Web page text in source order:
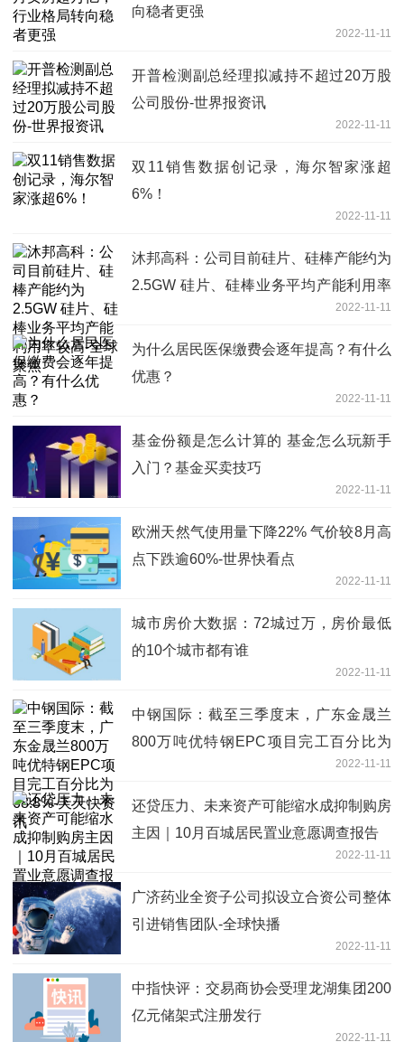
向稳者更强
2022-11-11
开普检测副总经理拟减持不超过20万股
公司股份-世界报资讯
2022-11-11
双11销售数据创记录，海尔智家涨超
6%！
2022-11-11
沐邦高科：公司目前硅片、硅棒产能约为
2.5GW 硅片、硅棒业务平均产能利用率
2022-11-11
为什么居民医保缴费会逐年提高？有什么
优惠？
2022-11-11
基金份额是怎么计算的 基金怎么玩新手
入门？基金买卖技巧
2022-11-11
欧洲天然气使用量下降22% 气价较8月高
点下跌逾60%-世界快看点
2022-11-11
城市房价大数据：72城过万，房价最低
的10个城市都有谁
2022-11-11
中钢国际：截至三季度末，广东金晟兰
800万吨优特钢EPC项目完工百分比为
2022-11-11
还贷压力、未来资产可能缩水成抑制购房
主因｜10月百城居民置业意愿调查报告
2022-11-11
广济药业全资子公司拟设立合资公司整体
引进销售团队-全球快播
2022-11-11
中指快评：交易商协会受理龙湖集团200
亿元储架式注册发行
2022-11-11